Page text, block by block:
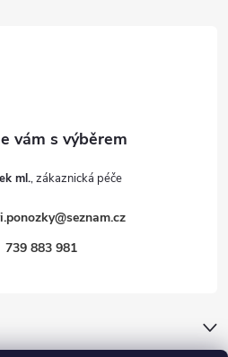
ml.
@seznam.cz
739 883 981